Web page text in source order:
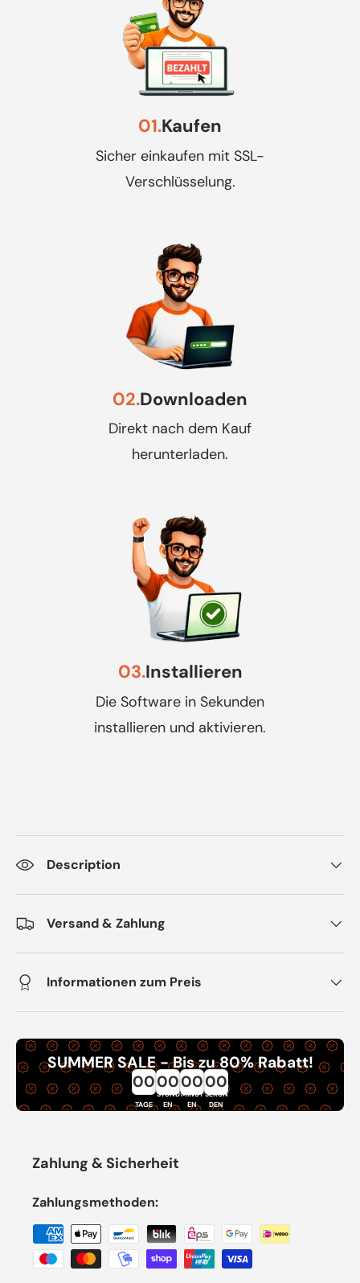
01.Kaufen
Sicher einkaufen mit SSL-
Verschlüsselung.
02.Downloaden
Direkt nach dem Kauf
herunterladen.
03.Installieren
Die Software in Sekunden
installieren und aktivieren.
Description
Versand & Zahlung
Informationen zum Preis
SUMMER SALE - Bis zu 80% Rabatt!
00
TAGE
00
STUND
EN
00
MINUT
EN
00
SEKUN
DEN
Zahlung & Sicherheit
Zahlungsmethoden: